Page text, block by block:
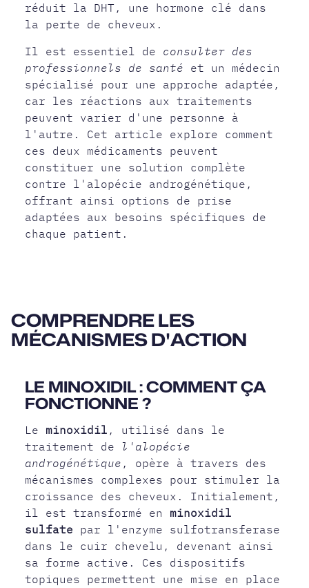
réduit la DHT, une hormone clé dans
la perte de cheveux.
Il est essentiel de consulter des
professionnels de santé et un médecin
spécialisé pour une approche adaptée,
car les réactions aux traitements
peuvent varier d'une personne à
l'autre. Cet article explore comment
ces deux médicaments peuvent
constituer une solution complète
contre l'alopécie androgénétique,
offrant ainsi options de prise
adaptées aux besoins spécifiques de
chaque patient.
COMPRENDRE LES
MÉCANISMES D'ACTION
LE MINOXIDIL : COMMENT ÇA
FONCTIONNE ?
Le minoxidil , utilisé dans le
traitement de l'alopécie
androgénétique , opère à travers des
mécanismes complexes pour stimuler la
croissance des cheveux. Initialement,
il est transformé en minoxidil
sulfate par l'enzyme sulfotransferase
dans le cuir chevelu, devenant ainsi
sa forme active. Ces dispositifs
topiques permettent une mise en place